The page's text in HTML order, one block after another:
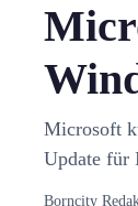
Microsoft
Update für
Borncity